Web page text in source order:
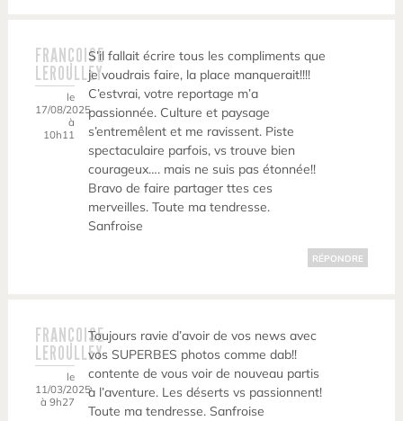
FRANÇOISE
LEROULLEY
le
17/08/2025
à
10h11
S’il fallait écrire tous les compliments que
je voudrais faire, la place manquerait!!!!
C’estvrai, votre reportage m’a
passionnée. Culture et paysage
s’entremêlent et me ravissent. Piste
spectaculaire parfois, vs trouve bien
courageux…. mais ne suis pas étonnée!!
Bravo de faire partager ttes ces
merveilles. Toute ma tendresse.
Sanfroise
RÉPONDRE
FRANÇOISE
LEROULLEY
le
11/03/2025
à 9h27
Toujours ravie d’avoir de vos news avec
vos SUPERBES photos comme dab!!
contente de vous voir de nouveau partis
à l’aventure. Les déserts vs passionnent!
Toute ma tendresse. Sanfroise